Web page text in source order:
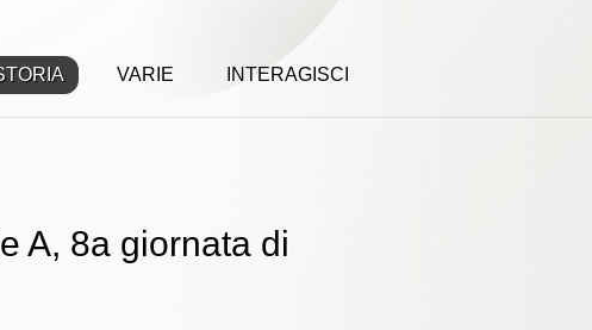
VARIE INTERAGISCI
A, 8a giornata di